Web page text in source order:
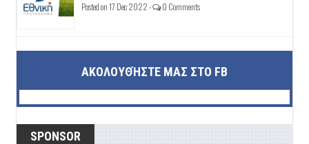
Posted on 17 Dec 2022 - 0 Comments
ΑΚΟΛΟΥΘΉΣΤΕ ΜΑΣ ΣΤΟ FB
SPONSOR